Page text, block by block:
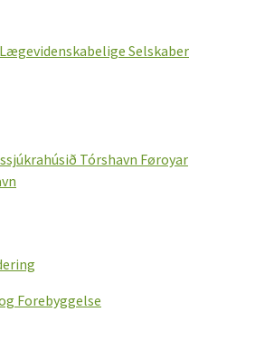
Selskaber
Tórshavn Føroyar
Forebyggelse